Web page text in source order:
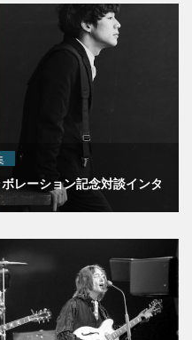
レーション記念対談インタ